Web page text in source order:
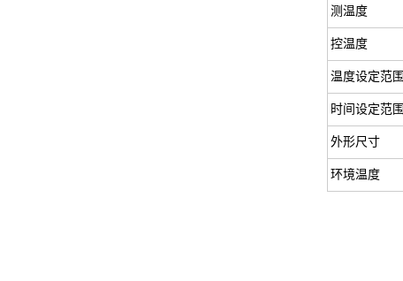
测温度
控温度
温度设定范围
时间设定范围
外形尺寸
环境温度